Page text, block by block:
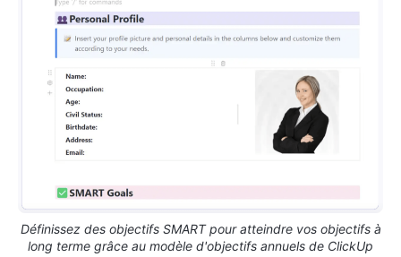
Définissez des objectifs SMART pour atteindre vos objectifs à
long terme grâce au modèle d'objectifs annuels de ClickUp